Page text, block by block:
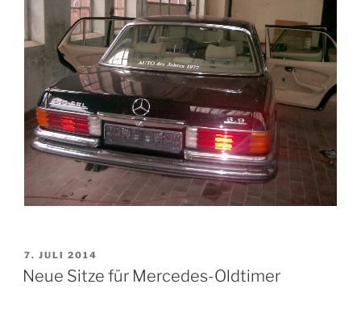
VERÖFFENTLICHT
AM
7. JULI 2014
Neue Sitze für Mercedes-Oldtimer